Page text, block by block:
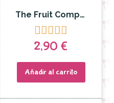
The Fruit Company - Toallitas Húmedas Melocotón

2,90 €
Añadir al carrito